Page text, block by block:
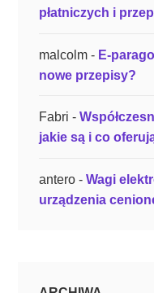
płatniczych i
malcolm- E-
nowe przepisy?
Fabri -
jakie są i co
antero- Wagi
urządzenia